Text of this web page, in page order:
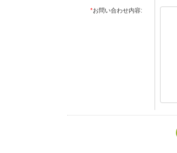
*お問い合わせ内容: